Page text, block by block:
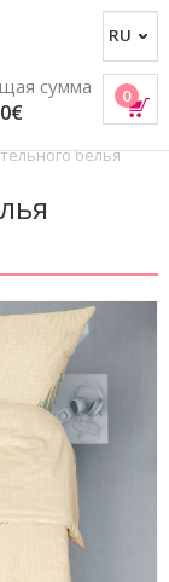
0
сумма
белья